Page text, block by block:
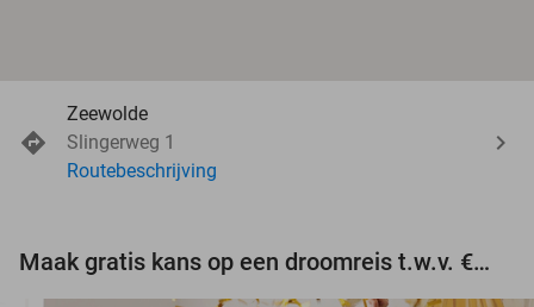
Zeewolde
Slingerweg 1
Routebeschrijving
Maak gratis kans op een droomreis t.w.v. €3.000!